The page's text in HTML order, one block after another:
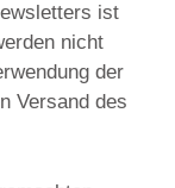
ist
nicht
der
Versand des